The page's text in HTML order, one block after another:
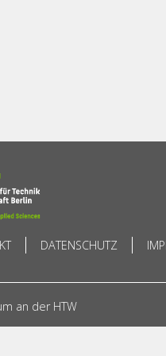
DATENSCHUTZ
an der HTW